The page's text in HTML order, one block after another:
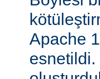
Apache
esnetildi.